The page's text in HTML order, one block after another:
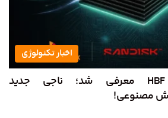
اخبار تکنولوژی
استاندارد حافظه HBF معرفی شد؛ ناجی جدید
مصنوعی!